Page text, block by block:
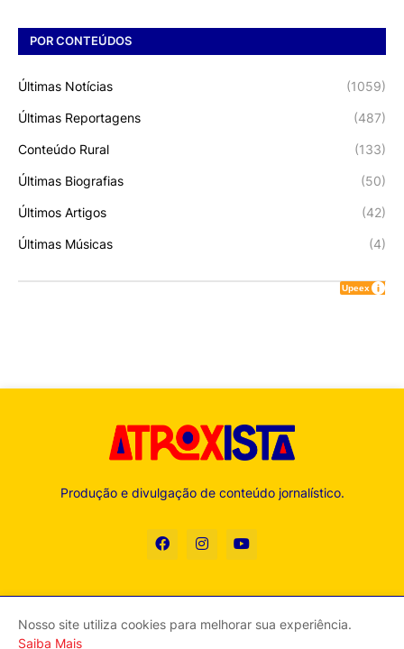
POR CONTEÚDOS
Últimas Notícias (1059)
Últimas Reportagens (487)
Conteúdo Rural (133)
Últimas Biografias (50)
Últimos Artigos (42)
Últimas Músicas (4)
Produção e divulgação de conteúdo jornalístico.
Contato Expediente Política de Privacidade
Sobre
Nosso site utiliza cookies para melhorar sua experiência.
Saiba Mais